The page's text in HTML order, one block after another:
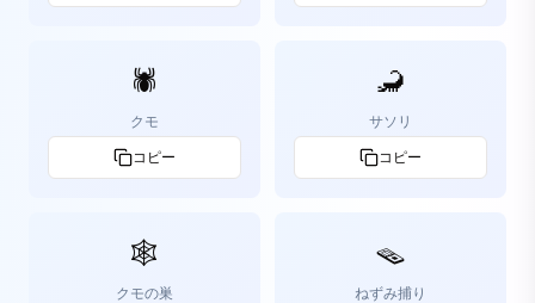
🕷️
クモ
コピー
🦂
サソリ
コピー
🕸️
クモの巣
🪤
ねずみ捕り